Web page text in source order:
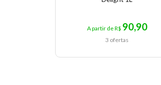
A partir de R$ 90,90
3 ofertas